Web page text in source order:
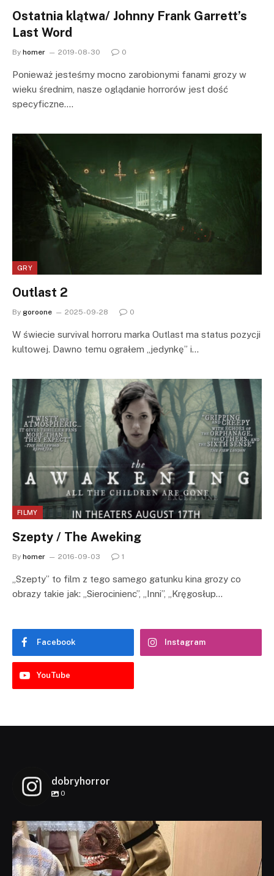
Ostatnia klątwa/ Johnny Frank Garrett’s
Last Word
By homer 2019-08-30 0
Ponieważ jesteśmy mocno zarobionymi fanami grozy w
wieku średnim, nasze oglądanie horrorów jest dość
specyficzne.…
GRY
Outlast 2
By goroone 2025-09-28 0
W świecie survival horroru marka Outlast ma status pozycji
kultowej. Dawno temu ograłem „jedynkę” i…
FILMY
Szepty / The Aweking
By homer 2016-09-03 1
„Szepty” to film z tego samego gatunku kina grozy co
obrazy takie jak: „Sierocinienc”, „Inni”, „Kręgosłup…
Facebook Instagram
YouTube
dobryhorror
0
dobryhorror
Lis 1